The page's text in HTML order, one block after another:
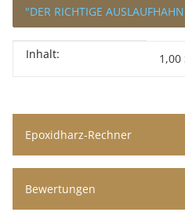
"DER RICHTIGE
Produkteigenschaft
Wert
Inhalt: 1,00
Epoxidharz-Rechner
Bewertungen